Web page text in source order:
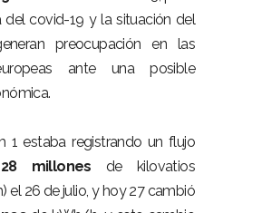
del covid-19 y la situación del
preocupación en las
ante una posible
1 estaba registrando un flujo
28 millones de kilovatios
el 26 de julio, y hoy 27 cambió